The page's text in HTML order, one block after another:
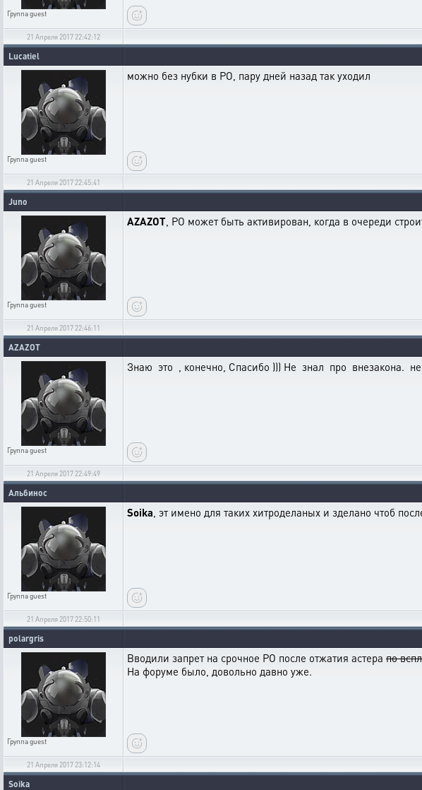
Группаguest
21 Апреля 2017 22:42:12
Lucatiel
Группаguest
можно без нубки в РО, пару дней назад так уходил
21 Апреля 2017 22:45:41
Juno
Группаguest
AZAZOT, РО может быть активирован, когда в очереди
21 Апреля 2017 22:46:11
AZAZOT
Группаguest
Знаю это , конечно, Спасибо ))) Не знал про внезакона.
21 Апреля 2017 22:49:49
Альбинос
Группаguest
Soika, эт имено для таких хитроделаных и зделано чтоб
21 Апреля 2017 22:50:11
polargris
Группаguest
Вводили запрет на срочное РО после отжатия астера по
На форуме было, довольно давно уже.
21 Апреля 2017 23:12:14
Soika